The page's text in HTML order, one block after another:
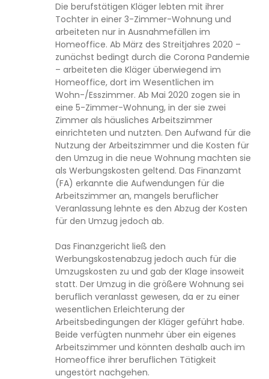
Die berufstätigen Kläger lebten mit ihrer
Tochter in einer 3-Zimmer-Wohnung und
arbeiteten nur in Ausnahmefällen im
Homeoffice. Ab März des Streitjahres 2020 –
zunächst bedingt durch die Corona Pandemie
– arbeiteten die Kläger überwiegend im
Homeoffice, dort im Wesentlichen im
Wohn-/Esszimmer. Ab Mai 2020 zogen sie in
eine 5-Zimmer-Wohnung, in der sie zwei
Zimmer als häusliches Arbeitszimmer
einrichteten und nutzten. Den Aufwand für die
Nutzung der Arbeitszimmer und die Kosten für
den Umzug in die neue Wohnung machten sie
als Werbungskosten geltend. Das Finanzamt
(FA) erkannte die Aufwendungen für die
Arbeitszimmer an, mangels beruflicher
Veranlassung lehnte es den Abzug der Kosten
für den Umzug jedoch ab.
Das Finanzgericht ließ den
Werbungskostenabzug jedoch auch für die
Umzugskosten zu und gab der Klage insoweit
statt. Der Umzug in die größere Wohnung sei
beruflich veranlasst gewesen, da er zu einer
wesentlichen Erleichterung der
Arbeitsbedingungen der Kläger geführt habe.
Beide verfügten nunmehr über ein eigenes
Arbeitszimmer und könnten deshalb auch im
Homeoffice ihrer beruflichen Tätigkeit
ungestört nachgehen.